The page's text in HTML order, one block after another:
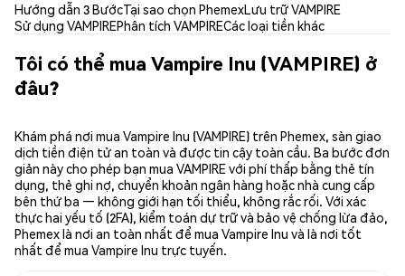
Hướng dẫn 3 BướcTại sao chọn PhemexLưu trữ VAMPIRE
Sử dụng VAMPIREPhân tích VAMPIRECác loại tiền khác
Tôi có thể mua Vampire Inu (VAMPIRE) ở
đâu?
Khám phá nơi mua Vampire Inu (VAMPIRE) trên Phemex, sàn giao
dịch tiền điện tử an toàn và được tin cậy toàn cầu. Ba bước đơn
giản này cho phép bạn mua VAMPIRE với phí thấp bằng thẻ tín
dụng, thẻ ghi nợ, chuyển khoản ngân hàng hoặc nhà cung cấp
bên thứ ba — không giới hạn tối thiểu, không rắc rối. Với xác
thực hai yếu tố (2FA), kiểm toán dự trữ và bảo vệ chống lừa đảo,
Phemex là nơi an toàn nhất để mua Vampire Inu và là nơi tốt
nhất để mua Vampire Inu trực tuyến.